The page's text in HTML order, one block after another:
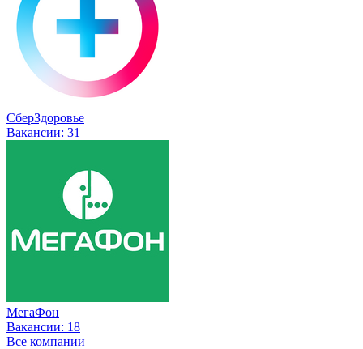
СберЗдоровье
Вакансии: 31
МегаФон
Вакансии: 18
Все компании